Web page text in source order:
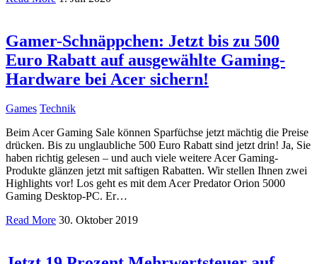
Gamer-Schnäppchen: Jetzt bis zu 500
Euro Rabatt auf ausgewählte Gaming-
Hardware bei Acer sichern!
Games Technik
Beim Acer Gaming Sale können Sparfüchse jetzt mächtig die Preise
drücken. Bis zu unglaubliche 500 Euro Rabatt sind jetzt drin! Ja, Sie
haben richtig gelesen – und auch viele weitere Acer Gaming-
Produkte glänzen jetzt mit saftigen Rabatten. Wir stellen Ihnen zwei
Highlights vor! Los geht es mit dem Acer Predator Orion 5000
Gaming Desktop-PC. Er…
Read More 30. Oktober 2019